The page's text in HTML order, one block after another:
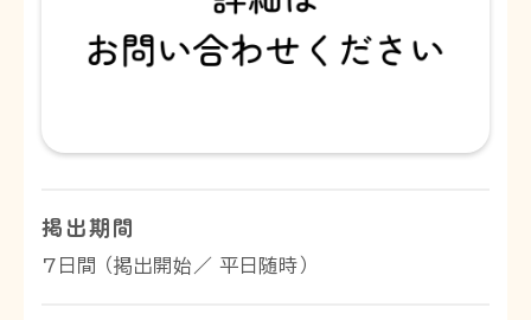
掲出期間
7日間 （掲出開始／ 平日随時）